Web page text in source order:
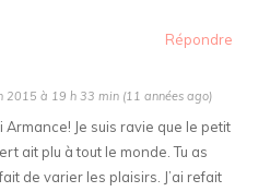
Répondre
2015 à 19 h 33 min (11 années ago)
Armance! Je suis ravie que le petit
ait plu à tout le monde. Tu as
de varier les plaisirs. J’ai refait